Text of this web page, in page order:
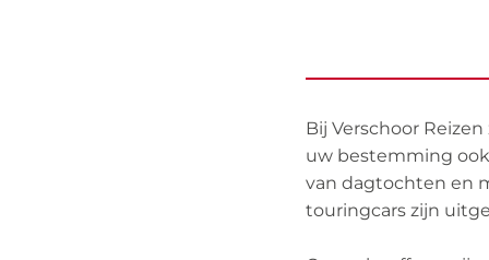
Bij Verschoor
uw bestemming
van dagtochten en
touringcars zijn